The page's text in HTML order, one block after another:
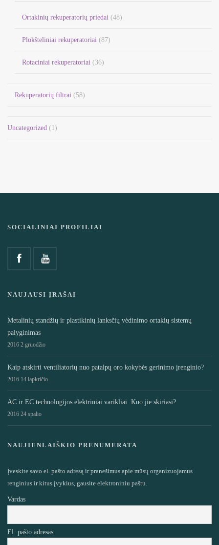
Ortakinių rekuperatorių priedai (48)
Plokšteliniai rekuperatoriai (87)
Rotaciniai rekuperatoriai (36)
Rekuperatorių filtrai (58)
Uncategorized (1)
SOCIALINIAI PROFILIAI
NAUJAUSI ĮRAŠAI
Metalinių standžių ir plastikinių lanksčių vėdinimo ortakių sistemų
palyginimas
2016 2 gruodžio
Kaip atskirti ventiliatorių nuo patalpų oro kokybės gerinimo įrenginio?
2016 14 lapkričio
AC ir EC technologijos elektriniai varikliai. Kuo jie skiriasi?
2016 24 spalio
NAUJIENLAIŠKIO PRENUMERATA
Įveskite savo el. pašto adresą ir pranešimus apie mūsų organizuojamus
renginius ir kitus įvykius, gausite elektroniniu paštu.
Vardas
El. pašto adresas